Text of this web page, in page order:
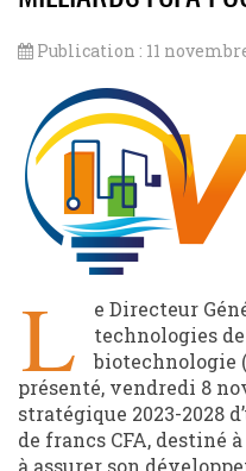
Publication : 11
L
e Directeur
technologies
biotechnologie
présenté, vendredi 8
stratégique 2023-2028
de francs CFA, destiné